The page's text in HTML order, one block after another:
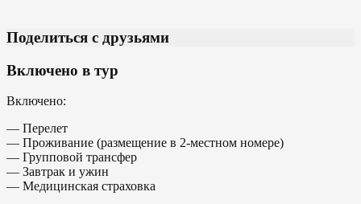
Поделиться с друзьями
Включено в тур
Включено:
— Перелет
— Проживание (размещение в 2-местном номере)
— Групповой трансфер
— Завтрак и ужин
— Медицинская страховка